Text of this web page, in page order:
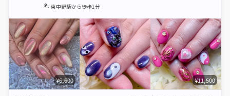
1 2 3 4 5
東中野駅から徒歩1分
¥6,600 ¥11,500